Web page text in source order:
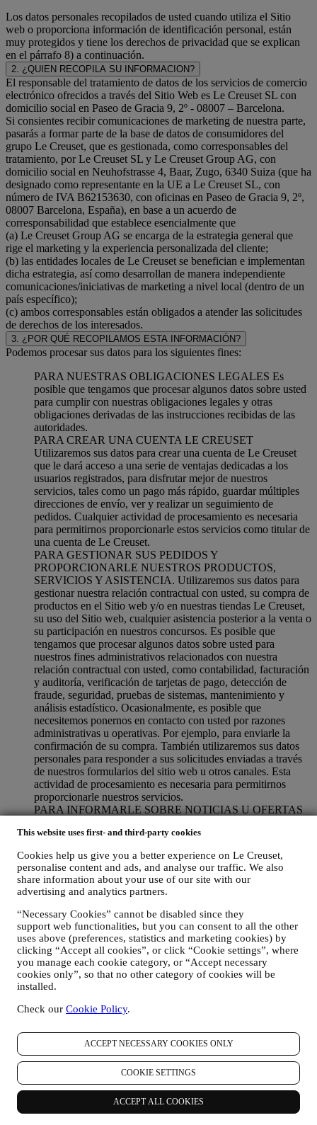
This website uses first- and third-party cookies
Cookies help us give you a better experience on Le Creuset,
personalise content and ads, and analyse our traffic. We also
share information about your use of our site with our
advertising and analytics partners.
“Necessary Cookies” cannot be disabled since they
support web functionalities, but you can consent to all the other
uses above (preferences, statistics and marketing cookies) by
clicking “Accept all cookies”, or click “Cookie settings”, where
you manage each cookie category, or “Accept necessary
cookies only”, so that no other category of cookies will be
installed.
Check our Cookie Policy.
ACCEPT NECESSARY COOKIES ONLY
COOKIE SETTINGS
ACCEPT ALL COOKIES
Los datos personales recopilados de usted cuando utiliza el Sitio
web o proporciona información de identificación personal, están
muy protegidos y tiene los derechos de privacidad que se explican
en el párrafo 8) a continuación.
2. ¿QUIEN RECOPILA SU INFORMACION?
El responsable del tratamiento de datos de los servicios de comercio
electrónico ofrecidos a través del Sitio Web es Le Creuset SL con
domicilio social en Paseo de Gracia 9, 2º - 08007 – Barcelona.
Si consientes recibir comunicaciones de marketing de nuestra parte,
pasarás a formar parte de la base de datos de consumidores del
grupo Le Creuset, que es gestionada, como corresponsables del
tratamiento, por Le Creuset SL y Le Creuset Group AG, con
domicilio social en Neuhofstrasse 4, Baar, Zugo, 6340 Suiza (que ha
designado como representante en la UE a Le Creuset SL, con
número de IVA B62153630, con oficinas en Paseo de Gracia 9, 2º,
08007 Barcelona, España), en base a un acuerdo de
corresponsabilidad que establece esencialmente que
(a) Le Creuset Group AG se encarga de la estrategia general que
rige el marketing y la experiencia personalizada del cliente;
(b) las entidades locales de Le Creuset se benefician e implementan
dicha estrategia, así como desarrollan de manera independiente
comunicaciones/iniciativas de marketing a nivel local (dentro de un
país específico);
(c) ambos corresponsables están obligados a atender las solicitudes
de derechos de los interesados.
3. ¿POR QUÉ RECOPILAMOS ESTA INFORMACIÓN?
Podemos procesar sus datos para los siguientes fines:
PARA NUESTRAS OBLIGACIONES LEGALES Es
posible que tengamos que procesar algunos datos sobre usted
para cumplir con nuestras obligaciones legales y otras
obligaciones derivadas de las instrucciones recibidas de las
autoridades.
PARA CREAR UNA CUENTA LE CREUSET
Utilizaremos sus datos para crear una cuenta de Le Creuset
que le dará acceso a una serie de ventajas dedicadas a los
usuarios registrados, para disfrutar mejor de nuestros
servicios, tales como un pago más rápido, guardar múltiples
direcciones de envío, ver y realizar un seguimiento de
pedidos. Cualquier actividad de procesamiento es necesaria
para permitirnos proporcionarle estos servicios como titular de
una cuenta de Le Creuset.
PARA GESTIONAR SUS PEDIDOS Y
PROPORCIONARLE NUESTROS PRODUCTOS,
SERVICIOS Y ASISTENCIA. Utilizaremos sus datos para
gestionar nuestra relación contractual con usted, su compra de
productos en el Sitio web y/o en nuestras tiendas Le Creuset,
su uso del Sitio web, cualquier asistencia posterior a la venta o
su participación en nuestros concursos. Es posible que
tengamos que procesar algunos datos sobre usted para
nuestros fines administrativos relacionados con nuestra
relación contractual con usted, como contabilidad, facturación
y auditoría, verificación de tarjetas de pago, detección de
fraude, seguridad, pruebas de sistemas, mantenimiento y
análisis estadístico. Ocasionalmente, es posible que
necesitemos ponernos en contacto con usted por razones
administrativas u operativas. Por ejemplo, para enviarle la
confirmación de su compra. También utilizaremos sus datos
personales para responder a sus solicitudes enviadas a través
de nuestros formularios del sitio web u otros canales. Esta
actividad de procesamiento es necesaria para permitirnos
proporcionarle nuestros servicios.
PARA INFORMARLE SOBRE NOTICIAS U OFERTAS
ha dado su consentimiento para que lo hagamos (por ejemplo,
una cuenta en el Sitio web), le enviaremos comunicaciones de
marketing personalizadas y noticias sobre iniciativas
relacionadas con Le Creuset promovidas por sus filiales del
grupo, y afiliados y socios locales, también dependiendo de
sus preferencias. Nos comunicaremos con usted por correo
electrónico, SMS o redes sociales, pero también mediante
medios automatizados. Dichas comunicaciones se
relacionarán con los productos de Le Creuset o con las nuevas
aperturas de tiendas, eventos exclusivos, concursos,
encuestas, demostraciones organizadas por Le Creuset u
ofertas especiales que le puedan gustar. Estas comunicaciones
detalles que tenemos sobre usted, como su ubicación o su
Usaremos sus datos para comprender mejor sus intereses. Esto
hacerlas más relevantes e interesantes. No será utilizada para
otros efectos. También recopilamos estadísticas sobre la
apertura de correo electrónico y clics utilizando tecnologías
estándar de la industria (incluidos los píxeles de seguimiento
en los correos electrónicos) para ayudarnos a monitorizar